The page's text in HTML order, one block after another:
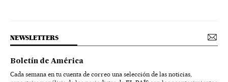
NEWSLETTERS
Boletín de América
Cada semana en tu cuenta de correo una selección de las noticias,